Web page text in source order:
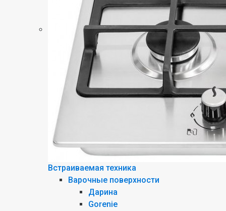
Встраиваемая техника
Варочные поверхности
Дарина
Gorenie